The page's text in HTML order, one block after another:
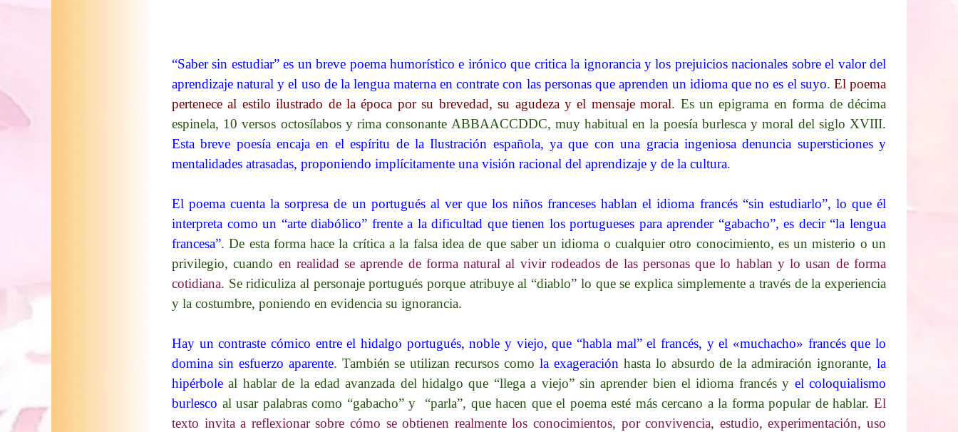
“Saber sin estudiar” es un breve poema humorístico e irónico que critica la ignorancia y los prejuicios nacionales sobre el valor del
aprendizaje natural y el uso de la lengua materna en contrate con las personas que aprenden un idioma que no es el suyo. El poema
pertenece al estilo ilustrado de la época por su brevedad, su agudeza y el mensaje moral.​ Es un epigrama en forma de décima
espinela, 10 versos octosílabos y rima consonante ABBAACCDDC, muy habitual en la poesía burlesca y moral del siglo XVIII.​
Esta breve poesía encaja en el espíritu de la Ilustración española, ya que con una gracia ingeniosa denuncia supersticiones y
mentalidades atrasadas, proponiendo implícitamente una visión racional del aprendizaje y de la cultura.​
El poema cuenta la sorpresa de un portugués al ver que los niños franceses hablan el idioma francés “sin estudiarlo”, lo que él
interpreta como un “arte diabólico” frente a la dificultad que tienen los portugueses para aprender “gabacho”, es decir “la lengua
francesa”. De esta forma hace la crítica a la falsa idea de que saber un idioma o cualquier otro conocimiento, es un misterio o un
privilegio, cuando en realidad se aprende de forma natural al vivir rodeados de las personas que lo hablan y lo usan de forma
cotidiana.​ Se ridiculiza al personaje portugués porque atribuye al “diablo” lo que se explica simplemente a través de la experiencia
y la costumbre, poniendo en evidencia su ignorancia.​
Hay un contraste cómico entre el hidalgo portugués, noble y viejo, que “habla mal” el francés, y el «muchacho» francés que lo
domina sin esfuerzo aparente.​ También se utilizan recursos como la exageración hasta lo absurdo de la admiración ignorante, la
hipérbole al hablar de la edad avanzada del hidalgo que “llega a viejo” sin aprender bien el idioma francés y el coloquialismo
burlesco al usar palabras como “gabacho” y “parla”, que hacen que el poema esté más cercano a la forma popular de hablar.​ El
texto invita a reflexionar sobre cómo se obtienen realmente los conocimientos, por convivencia, estudio, experimentación, uso